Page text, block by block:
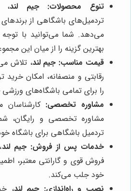
تنوع محصولات:
جیم لند،
تردمیل‌های باشگاهی از برندهای
می‌دهد. شما می‌توانید با توجه
بهترین گزینه را از میان این
قیمت مناسب: جیم لند، تلاش
رقابتی و منصفانه، امکان خرید
را برای تمامی باشگاه‌های ورزشی
مشاوره تخصصی:
مشاوره تخصصی و رایگان،
تردمیل باشگاهی برای باشگاه
خدمات پس از فروش: جیم لند
فروش قوی و گارانتی معتبر،
خود جلب می‌کند.